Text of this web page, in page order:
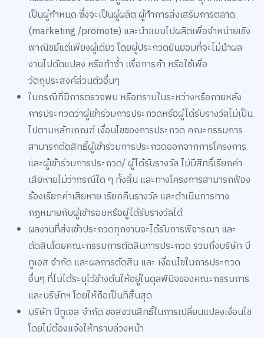
เป็นผู้กำหนด ซึ่งจะเป็นผู้ผลิต ผู้ทำการส่งเสริมการตลาด
(marketing /promote) และนำแบบไปผลิตเพื่อจำหน่ายเชิง
พาณิชย์แต่เพียงผู้เดียว โดยผู้ประกวดยินยอมที่จะไม่นำผล
งานไปดัดแปลง หรือทำซ้ำ เพื่อการค้า หรือใช้เพื่อ
วัตถุประสงค์ส่วนตัวอื่นๆ
ในกรณีที่มีการตรวจพบ หรือทราบในระหว่างหรือภายหลัง
การประกวดว่าผู้เข้าร่วมการประกวดหรือผู้ได้รับรางวัลไม่เป็น
ไปตามหลักเกณฑ์ เงื่อนไขของการประกวด คณะกรรมการ
สามารถตัดสิทธิ์ผู้เข้าร่วมการประกวดออกจากการโครงการ
และผู้เข้าร่วมการประกวด/ ผู้ได้รับรางวัล ไม่มีสิทธิ์เรียกค่า
เสียหายไม่ว่ากรณีใด ๆ ทั้งสิ้น และทางโครงการสามารถฟ้อง
ร้องเรียกค่าเสียหาย เรียกคืนรางวัล และดำเนินการทาง
กฎหมายกับผู้เข้ารอบหรือผู้ได้รับรางวัลได้
ผลงานที่ส่งเข้าประกวดทุกงานจะได้รับการพิจารณา และ
ตัดสินโดยคณะกรรมการตัดสินการประกวด รวมถึงบริษัท บี
ทูเอส จำกัด และผลการตัดสิน และ เงื่อนไขในการประกวด
อื่นๆ ที่ไม่ได้ระบุไว้ข้างต้นให้อยู่ในดุลพินิจของคณะกรรมการ
และบริษัทฯ โดยให้ถือเป็นที่สิ้นสุด
บริษัท บีทูเอส จำกัด ขอสงวนสิทธิ์ในการเปลี่ยนแปลงเงื่อนไข
โดยไม่ต้องแจ้งให้ทราบล่วงหน้า